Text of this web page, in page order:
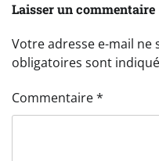
Laisser un commentaire
Votre adresse e-mail ne
obligatoires sont
Commentaire*